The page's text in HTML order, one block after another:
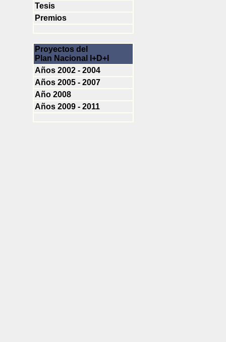
Tesis
Premios
Proyectos del
Plan Nacional I+D+I
Años 2002 - 2004
Años 2005 - 2007
Año 2008
Años 2009 - 2011